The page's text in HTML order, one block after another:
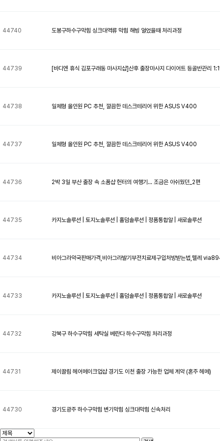
44740 도봉구하수구막힘 싱크대역류 막힘 해빙 얼었을때 처리과정
44739 [바디엔 휴식 김포구래동 마사지샵]산후 출장마사지 다이어트 등골반관리
44738 일체형 올인원 PC 추천, 깔끔한 데스크테리어 위한 ASUS V400
44737 일체형 올인원 PC 추천, 깔끔한 데스크테리어 위한 ASUS V400
44736 2박 3일 부산 출장 속 소품샵 헌터의 여행기... 조금은 아쉬웠던_2편
44735 카지노솔루션 | 토지노솔루션 | 홀덤솔루션 | 정품통합알 | 새로솔루션
44734 비아그라약국판매가격,비아그라발기부전치료제구입처방받는법,텔레
44733 카지노솔루션 | 토지노솔루션 | 홀덤솔루션 | 정품통합알 | 새로솔루션
44732 강북구 하수구막힘 세탁실 베란다 하수구막힘 처리과정
44731 제이끌림 헤어메이크업샵 경기도 이천 출장 가능한 업체 계약 (혼주 헤메)
44730 경기도광주 하수구막힘 변기막힘 싱크대막힘 신속처리